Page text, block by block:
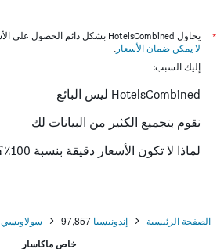
*
يحاول HotelsCombined بشكل دائم الحصول على الأسعار الدقيقة، ولكن
لا يمكن ضمان الأسعار .
إليك السبب:
HotelsCombined ليس البائع
نقوم بتجميع الكثير من البيانات لك
لماذا لا تكون الأسعار دقيقة بنسبة 100٪؟
الصفحة الرئيسية إندونيسيا 97,857 سولاويسي
خاص ماكاسار